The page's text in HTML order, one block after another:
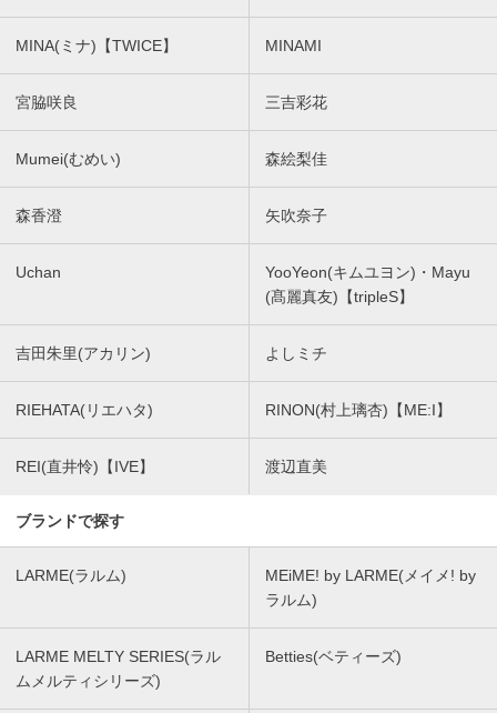
MINA(ミナ)【TWICE】 MINAMI
宮脇咲良 三吉彩花
Mumei(むめい) 森絵梨佳
森香澄 矢吹奈子
Uchan
YooYeon(キムユヨン)・Mayu
(髙麗真友)【tripleS】
吉田朱里(アカリン) よしミチ
RIEHATA(リエハタ) RINON(村上璃杏)【ME:I】
REI(直井怜)【IVE】 渡辺直美
ブランドで探す
LARME(ラルム)
MEiME! by LARME(メイメ! by
ラルム)
LARME MELTY SERIES(ラル
ムメルティシリーズ)
Betties(ベティーズ)